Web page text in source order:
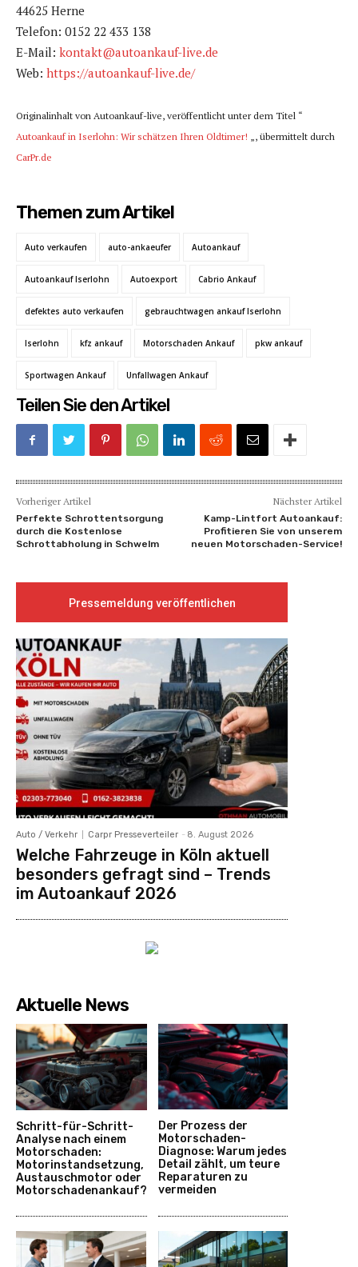
44625 Herne
Telefon: 0152 22 433 138
E-Mail: kontakt@autoankauf-live.de
Web: https://autoankauf-live.de/
Originalinhalt von Autoankauf-live, veröffentlicht unter dem Titel “
Autoankauf in Iserlohn: Wir schätzen Ihren Oldtimer! „, übermittelt durch
CarPr.de
Themen zum Artikel
Auto verkaufen auto-ankaeufer Autoankauf
Autoankauf Iserlohn Autoexport Cabrio Ankauf
defektes auto verkaufen gebrauchtwagen ankauf Iserlohn
Iserlohn kfz ankauf Motorschaden Ankauf pkw ankauf
Sportwagen Ankauf Unfallwagen Ankauf
Teilen Sie den Artikel
Vorheriger Artikel
Perfekte Schrottentsorgung
durch die Kostenlose
Schrottabholung in Schwelm
Nächster Artikel
Kamp-Lintfort Autoankauf:
Profitieren Sie von unserem
neuen Motorschaden-Service!
Pressemeldung veröffentlichen
Auto / Verkehr Carpr Presseverteiler - 8. August 2026
Welche Fahrzeuge in Köln aktuell
besonders gefragt sind – Trends
im Autoankauf 2026
Aktuelle News
Schritt-für-Schritt-
Analyse nach einem
Motorschaden:
Motorinstandsetzung,
Austauschmotor oder
Motorschadenankauf?
Der Prozess der
Motorschaden-
Diagnose: Warum jedes
Detail zählt, um teure
Reparaturen zu
vermeiden